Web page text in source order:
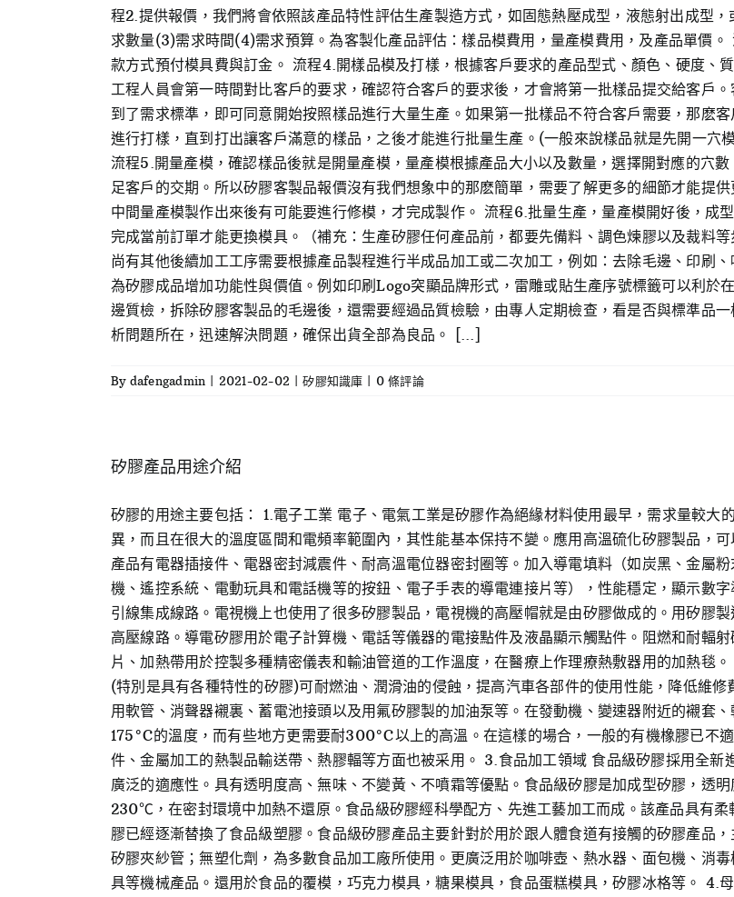
程2.提供報價，我們將會依照該產品特性評估生產製造方式，如固態熱壓成型，液態射出成型
求數量(3)需求時間(4)需求預算。為客製化產品評估：樣品模費用，量產模費用，及產品單價
款方式預付模具費與訂金。 流程4.開樣品模及打樣，根據客戶要求的產品型式、顏色、硬度、
工程人員會第一時間對比客戶的要求，確認符合客戶的要求後，才會將第一批樣品提交給客戶
到了需求標準，即可同意開始按照樣品進行大量生產。如果第一批樣品不符合客戶需要，那麽
進行打樣，直到打出讓客戶滿意的樣品，之後才能進行批量生產。(一般來說樣品就是先開一穴
流程5.開量產模，確認樣品後就是開量產模，量產模根據產品大小以及數量，選擇開對應的穴
足客戶的交期。所以矽膠客製品報價沒有我們想象中的那麽簡單，需要了解更多的細節才能提
中間量產模製作出來後有可能要進行修模，才完成製作。 流程6.批量生產，量產模開好後，成
完成當前訂單才能更換模具。（補充：生產矽膠任何產品前，都要先備料、調色煉膠以及裁料
尚有其他後續加工工序需要根據產品製程進行半成品加工或二次加工，例如：去除毛邊、印刷
為矽膠成品增加功能性與價值。例如印刷Logo突顯品牌形式，雷雕或貼生產序號標籤可以利於
邊質檢，拆除矽膠客製品的毛邊後，還需要經過品質檢驗，由專人定期檢查，看是否與標準品
析問題所在，迅速解決問題，確保出貨全部為良品。 [...]
By dafengadmin 2021-02-02 矽膠知識庫 0 條評論
矽膠產品用途介紹
矽膠的用途主要包括： 1.電子工業 電子、電氣工業是矽膠作為絕緣材料使用最早，需求量較大
異，而且在很大的溫度區間和電頻率範圍內，其性能基本保持不變。應用高溫硫化矽膠製品，
產品有電器插接件、電器密封減震件、耐高溫電位器密封圈等。加入導電填料（如炭黑、金屬
機、遙控系統、電動玩具和電話機等的按鈕、電子手表的導電連接片等），性能穩定，顯示數
引線集成線路。電視機上也使用了很多矽膠製品，電視機的高壓帽就是由矽膠做成的。用矽膠
高壓線路。導電矽膠用於電子計算機、電話等儀器的電接點件及液晶顯示觸點件。阻燃和耐輻
片、加熱帶用於控製多種精密儀表和輸油管道的工作溫度，在醫療上作理療熱敷器用的加熱毯
(特別是具有各種特性的矽膠)可耐燃油、潤滑油的侵蝕，提高汽車各部件的使用性能，降低維
用軟管、消聲器襯裏、蓄電池接頭以及用氟矽膠製的加油泵等。在發動機、變速器附近的襯套
175°C的溫度，而有些地方更需要耐300°C以上的高溫。在這樣的場合，一般的有機橡膠已不
件、金屬加工的熱製品輸送帶、熱膠輻等方面也被采用。 3.食品加工領域 食品級矽膠採用全
廣泛的適應性。具有透明度高、無味、不變黃、不噴霜等優點。食品級矽膠是加成型矽膠，透
230℃，在密封環境中加熱不還原。食品級矽膠經科學配方、先進工藝加工而成。該產品具有
膠已經逐漸替換了食品級塑膠。食品級矽膠產品主要針對於用於跟人體食道有接觸的矽膠產品
矽膠夾紗管；無塑化劑，為多數食品加工廠所使用。更廣泛用於咖啡壺、熱水器、面包機、消
具等機械產品。還用於食品的覆模，巧克力模具，糖果模具，食品蛋糕模具，矽膠冰格等。 4.